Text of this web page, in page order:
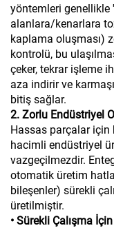
yöntemleri
alanlara/kenarlara
kaplama oluşması)
kontrolü, bu
çeker, tekrar işleme
aza indirir ve
bitiş sağlar.
2. Zorlu Endüstriyel
Hassas parçalar
hacimli endüstriyel
vazgeçilmezdir.
otomatik üretim
bileşenler) sürekli
üretilmiştir.
• Sürekli Çalışma